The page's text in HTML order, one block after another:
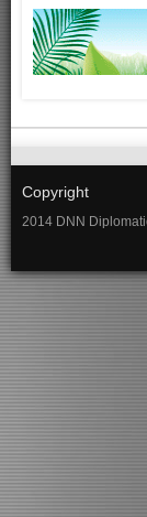
Copyright
2014 DNN